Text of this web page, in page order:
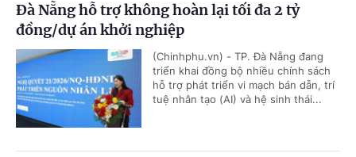
Đà Nẵng hỗ trợ không hoàn lại tối đa 2 tỷ
đồng/dự án khởi nghiệp
(Chinhphu.vn) - TP. Đà Nẵng đang
triển khai đồng bộ nhiều chính sách
hỗ trợ phát triển vi mạch bán dẫn, trí
tuệ nhân tạo (AI) và hệ sinh thái...